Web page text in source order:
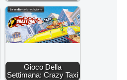
Gioco Della
Settimana: Crazy Taxi